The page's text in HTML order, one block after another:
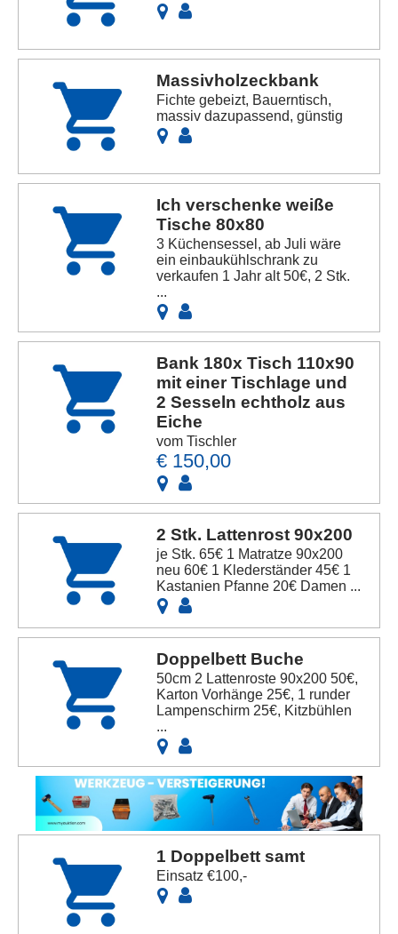
Massivholzeckbank
Fichte gebeizt, Bauerntisch,
massiv dazupassend, günstig
Ich verschenke weiße
Tische 80x80
3 Küchensessel, ab Juli wäre
ein einbaukühlschrank zu
verkaufen 1 Jahr alt 50€, 2 Stk.
...
Bank 180x Tisch 110x90
mit einer Tischlage und
2 Sesseln echtholz aus
Eiche
vom Tischler
€ 150,00
2 Stk. Lattenrost 90x200
je Stk. 65€ 1 Matratze 90x200
neu 60€ 1 Klederständer 45€ 1
Kastanien Pfanne 20€ Damen ...
Doppelbett Buche
50cm 2 Lattenroste 90x200 50€,
Karton Vorhänge 25€, 1 runder
Lampenschirm 25€, Kitzbühlen
...
1 Doppelbett samt
Einsatz €100,-